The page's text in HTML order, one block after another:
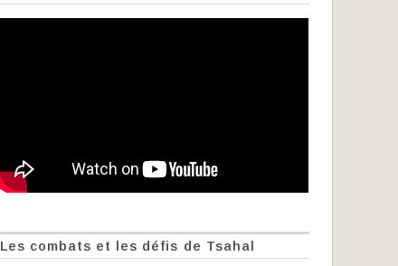
Les combats et les défis de Tsahal